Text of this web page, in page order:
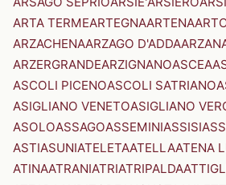
ARTA TERMEARTEGNAARTENA
ARZACHENAARZAGO D'ADDA
ARZERGRANDEARZIGNANOASCEA
ASCOLI PICENOASCOLI SATRIANO
ASIGLIANO VENETOASIGLIANO
ASOLOASSAGOASSEMINIASSISI
ASTIASUNIATELETAATELLAATENA
ATINAATRANIATRIATRIPALDA